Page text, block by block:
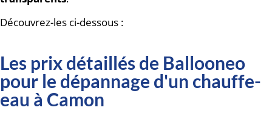
Découvrez-les ci-dessous :
Les prix détaillés de Ballooneo
pour le dépannage d'un chauffe-
eau à Camon